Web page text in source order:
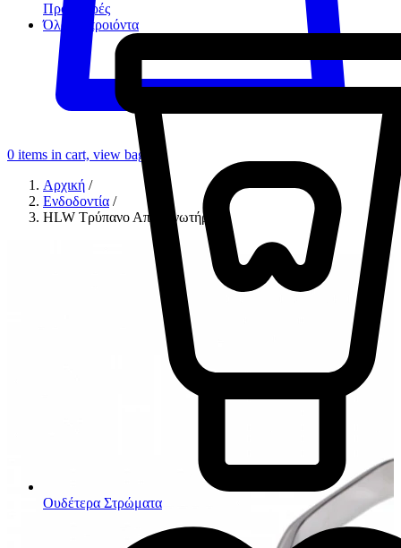
Προσφορές
Όλα τα προιόντα
Ουδέτερα Στρώματα
0 items in cart, view bag
Αρχική /
Ενδοδοντία /
HLW Τρύπανο Απομονωτήρα